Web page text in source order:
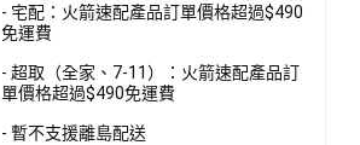
- 宅配：火箭速配產品訂單價格超過$490
免運費
- 超取（全家、7-11）：火箭速配產品訂
單價格超過$490免運費
- 暫不支援離島配送